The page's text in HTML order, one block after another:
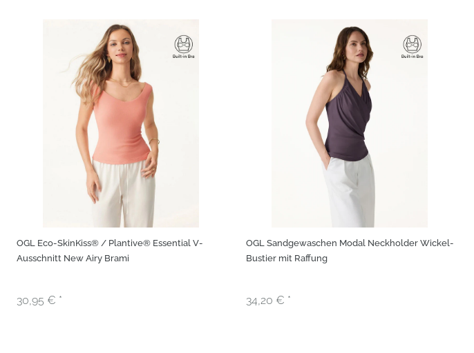
OGL Eco-SkinKiss® / Plantive® Essential V-
Ausschnitt New Airy Brami
30,95 € *
OGL Sandgewaschen Modal Neckholder Wickel-
Bustier mit Raffung
34,20 € *